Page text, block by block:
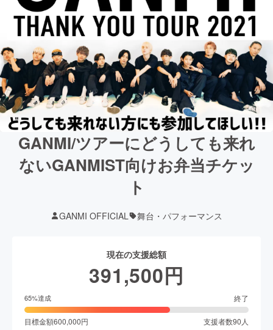
GANMI/ツアーにどうしても来れ
ないGANMIST向けお弁当チケッ
ト
GANMI OFFICIAL 舞台・パフォーマンス
現在の支援総額
391,500円
65%達成 終了
目標金額600,000円 支援者数90 人